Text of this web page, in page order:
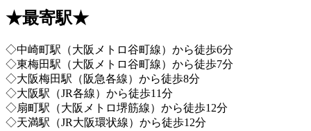
★最寄駅★
◇中崎町駅（大阪メトロ谷町線）から徒歩6分
◇東梅田駅（大阪メトロ谷町線）から徒歩7分
◇大阪梅田駅（阪急各線）から徒歩8分
◇大阪駅（JR各線）から徒歩11分
◇扇町駅（大阪メトロ堺筋線）から徒歩12分
◇天満駅（JR大阪環状線）から徒歩12分